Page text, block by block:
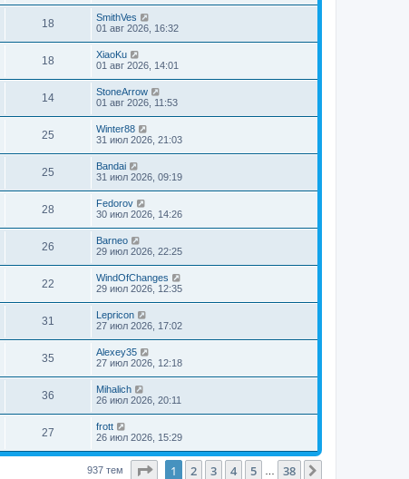
18
SmithVes
01 авг 2026, 16:32
18
XiaoKu
01 авг 2026, 14:01
14
StoneArrow
01 авг 2026, 11:53
25
Winter88
31 июл 2026, 21:03
25
Bandai
31 июл 2026, 09:19
28
Fedorov
30 июл 2026, 14:26
26
Barneo
29 июл 2026, 22:25
22
WindOfChanges
29 июл 2026, 12:35
31
Lepricon
27 июл 2026, 17:02
35
Alexey35
27 июл 2026, 12:18
36
Mihalich
26 июл 2026, 20:11
27
frott
26 июл 2026, 15:29
937 тем Страница1 из 38
1 2 3 4 5 38